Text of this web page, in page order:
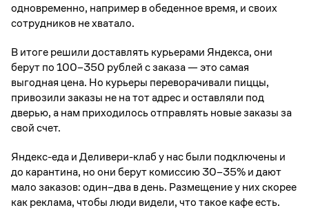
одновременно, например в обеденное время, и своих
сотрудников не хватало.
В итоге решили доставлять курьерами Яндекса, они
берут по 100–350 рублей с заказа — это самая
выгодная цена. Но курьеры переворачивали пиццы,
привозили заказы не на тот адрес и оставляли под
дверью, а нам приходилось отправлять новые заказы за
свой счет.
Яндекс-еда и Деливери-клаб у нас были подключены и
до карантина, но они берут комиссию 30–35% и дают
мало заказов: один–два в день. Размещение у них скорее
как реклама, чтобы люди видели, что такое кафе есть.